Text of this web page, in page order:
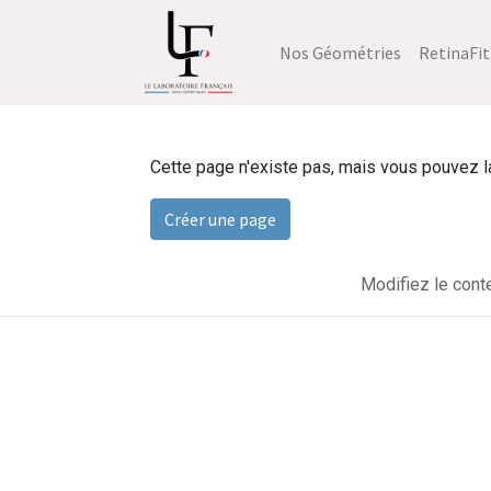
Nos Géométries RetinaFit
Cette page n'existe pas, mais vous pouvez
Créer une page
Modifiez le